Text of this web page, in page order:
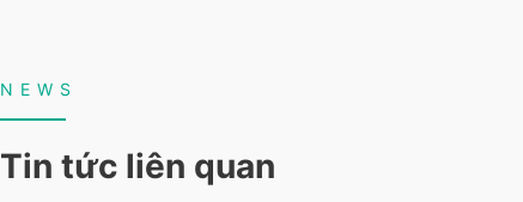
NEWS
Tin tức liên quan